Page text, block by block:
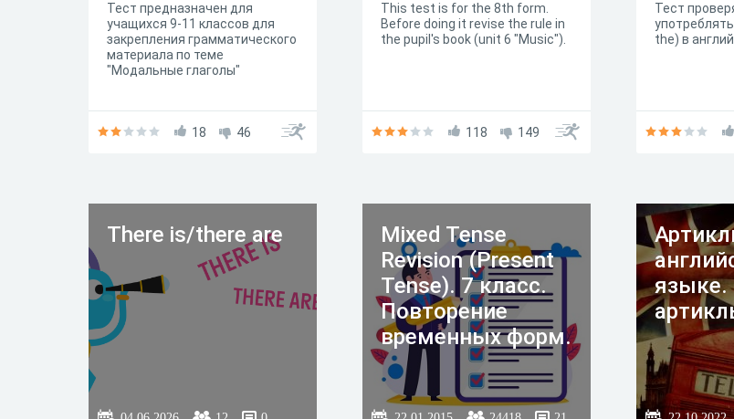
Тест предназначен для
учащихся 9-11 классов для
закрепления грамматического
материала по теме
"Модальные глаголы"
18 46
This test is for the 8th form.
Before doing it revise the rule in
the pupil's book (unit 6 "Music").
118 149
Тест
the) в
There is/there are
04.06.2026 12 0
Mixed Tense
Revision (Present
Tense). 7 класс.
Повторение
временных форм.
22.01.2015 24418 21
языке.
22.10.2022